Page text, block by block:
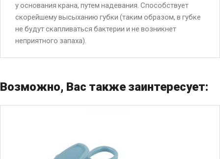
у основания крана, путем надевания. Способствует
скорейшему высыханию губки (таким образом, в губке
не будут скапливаться бактерии и не возникнет
неприятного запаха).
Возможно, Вас также заинтересует: